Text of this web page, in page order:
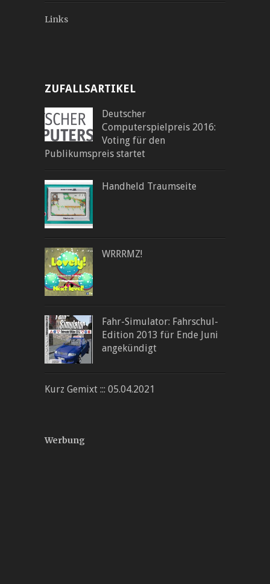
Links
ZUFALLSARTIKEL
Deutscher
Computerspielpreis 2016:
Voting für den
Publikumspreis startet
Handheld Traumseite
WRRRMZ!
Fahr-Simulator: Fahrschul-
Edition 2013 für Ende Juni
angekündigt
Kurz Gemixt ::: 05.04.2021
Werbung